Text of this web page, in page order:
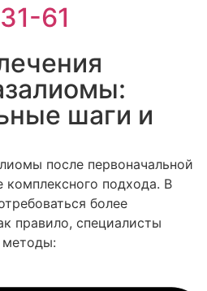
61
шаги и
после первоначальной
комплексного подхода. В
более
правило, специалисты